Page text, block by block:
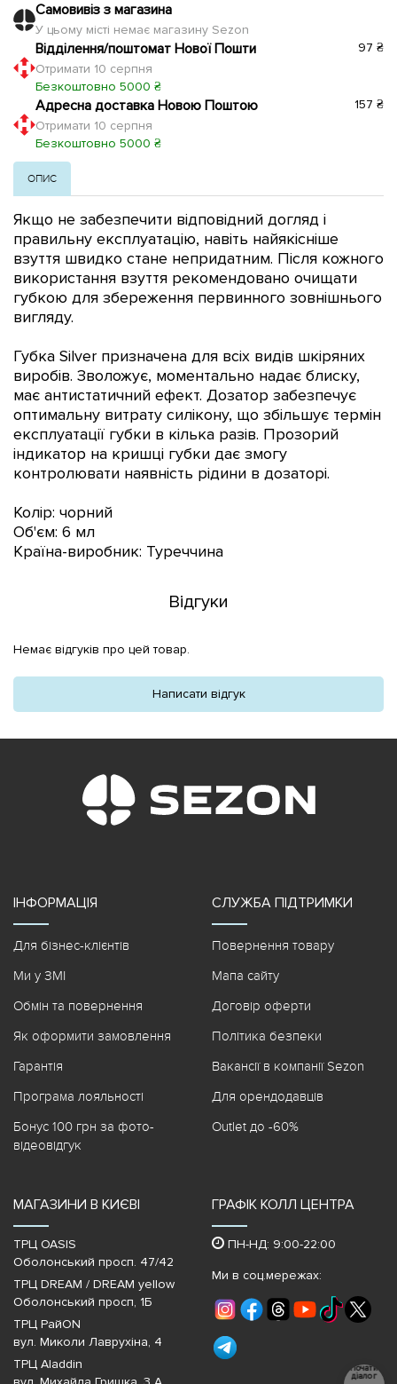
Самовивіз з магазина
У цьому місті немає магазину Sezon
Відділення/поштомат Нової Пошти
Отримати 10 серпня
Безкоштовно 5000 ₴
97 ₴
Адресна доставка Новою Поштою
Отримати 10 серпня
Безкоштовно 5000 ₴
157 ₴
ОПИС
Якщо не забезпечити відповідний догляд і
правильну експлуатацію, навіть найякісніше
взуття швидко стане непридатним. Після кожного
використання взуття рекомендовано очищати
губкою для збереження первинного зовнішнього
вигляду.
Губка Silver призначена для всіх видів шкіряних
виробів. Зволожує, моментально надає блиску,
має антистатичний ефект. Дозатор забезпечує
оптимальну витрату силікону, що збільшує термін
експлуатації губки в кілька разів. Прозорий
індикатор на кришці губки дає змогу
контролювати наявність рідини в дозаторі.
Колір: чорний
Об'єм: 6 мл
Країна-виробник: Туреччина
Відгуки
Немає відгуків про цей товар.
Написати відгук
ІНФОРМАЦІЯ
Для бізнес-клієнтів
Ми у ЗМІ
Обмін та повернення
Як оформити замовлення
Гарантія
Програма лояльності
Бонус 100 грн за фото-
відеовідгук
СЛУЖБА ПІДТРИМКИ
Повернення товару
Мапа сайту
Договір оферти
Політика безпеки
Вакансії в компанії Sezon
Для орендодавців
Outlet до -60%
МАГАЗИНИ В КИЄВІ
ТРЦ OASIS
Оболонський просп. 47/42
ТРЦ DREAM / DREAM yellow
Оболонський просп, 1Б
ТРЦ РайON
вул. Миколи Лаврухіна, 4
ТРЦ Aladdin
ГРАФІК КОЛЛ ЦЕНТРА
ПН-НД: 9:00-22:00
Ми в соц.мережах:
Почати
діалог